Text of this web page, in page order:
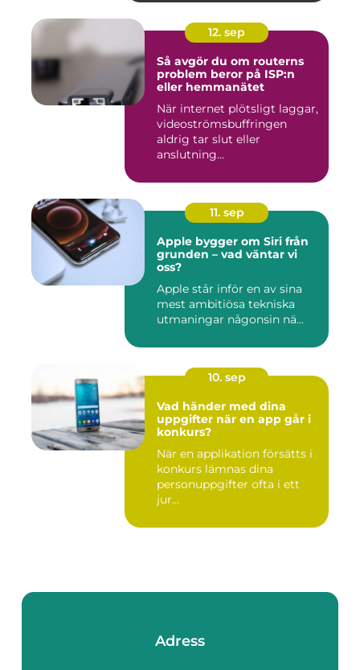
12. sep
Så avgör du om routerns
problem beror på ISP:n
eller hemmanätet
När internet plötsligt laggar,
videoströmsbuffringen
aldrig tar slut eller
anslutning...
11. sep
Apple bygger om Siri från
grunden – vad väntar vi
oss?
Apple står inför en av sina
mest ambitiösa tekniska
utmaningar någonsin nä...
10. sep
Vad händer med dina
uppgifter när en app går i
konkurs?
När en applikation försätts i
konkurs lämnas dina
personuppgifter ofta i ett
jur...
Adress